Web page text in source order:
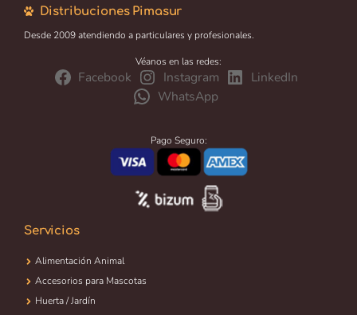
Distribuciones Pimasur
Desde 2009 atendiendo a particulares y profesionales.
Véanos en las redes:
Facebook Instagram
LinkedIn
WhatsApp
Pago Seguro:
Servicios
Alimentación Animal
Accesorios para Mascotas
Huerta / Jardín